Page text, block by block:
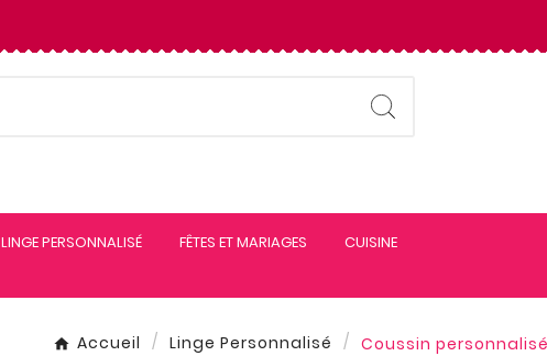
LINGE PERSONNALISÉ FÊTES ET MARIAGES CUISINE
Accueil Linge Personnalisé Coussin personnalisé